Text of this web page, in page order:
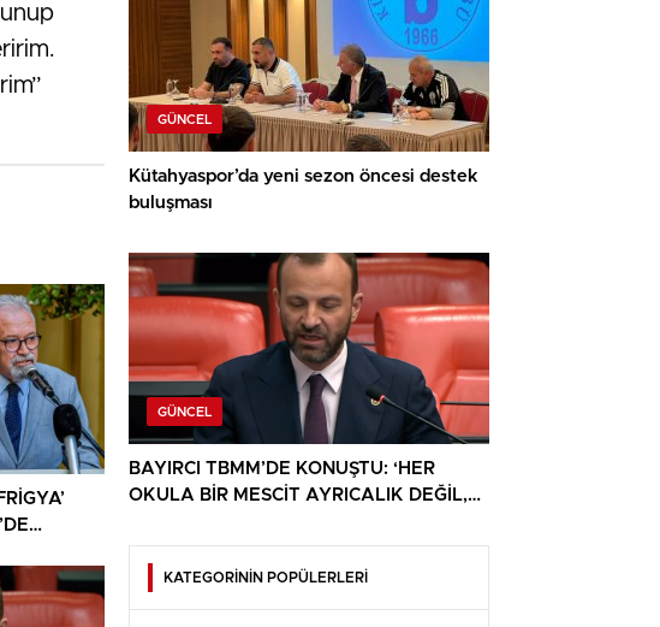
GÜNCEL
Kütahyaspor’da yeni sezon öncesi destek
buluşması
GÜNCEL
BAYIRCI TBMM’DE KONUŞTU: ‘HER
OKULA BİR MESCİT AYRICALIK DEĞİL,
KATEGORİNİN POPÜLERLERİ